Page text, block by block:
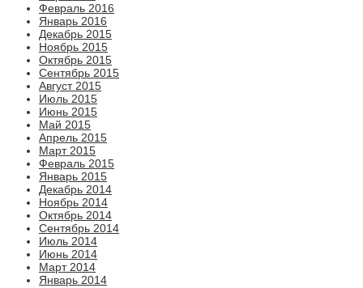
Февраль 2016
Январь 2016
Декабрь 2015
Ноябрь 2015
Октябрь 2015
Сентябрь 2015
Август 2015
Июль 2015
Июнь 2015
Май 2015
Апрель 2015
Март 2015
Февраль 2015
Январь 2015
Декабрь 2014
Ноябрь 2014
Октябрь 2014
Сентябрь 2014
Июль 2014
Июнь 2014
Март 2014
Январь 2014